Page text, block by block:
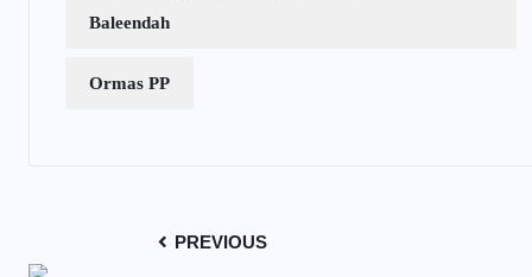
Baleendah
Ormas PP
PREVIOUS